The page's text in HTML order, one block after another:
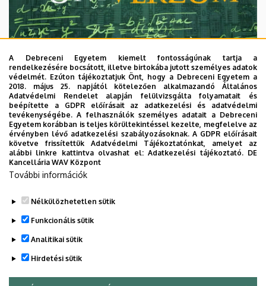
2026. augusztus 7.
Univerzum: A Debreceni Egyetem
titkos receptjei
KUTATÁS TUDOMÁNY
A Debreceni Egyetem kiemelt fontosságúnak tartja a
rendelkezésére bocsátott, illetve birtokába jutott személyes adatok
védelmét. Ezúton tájékoztatjuk Önt, hogy a Debreceni Egyetem a
2018. május 25. napjától kötelezően alkalmazandó Általános
Adatvédelmi Rendelet alapján felülvizsgálta folyamatait és
beépítette a GDPR előírásait az adatkezelési és adatvédelmi
tevékenységébe. A felhasználók személyes adatait a Debreceni
Egyetem korábban is teljes körültekintéssel kezelte, megfelelve az
érvényben lévő adatkezelési szabályozásoknak. A GDPR előírásait
követve frissítettük Adatvédelmi Tájékoztatónkat, amelyet az
alábbi linkre kattintva olvashat el:Adatkezelési tájékoztató. DE
Kancellária WAV Központ
További információk
Nélkülözhetetlen sütik
Funkcionális sütik
Analitikai sütik
Hirdetési sütik